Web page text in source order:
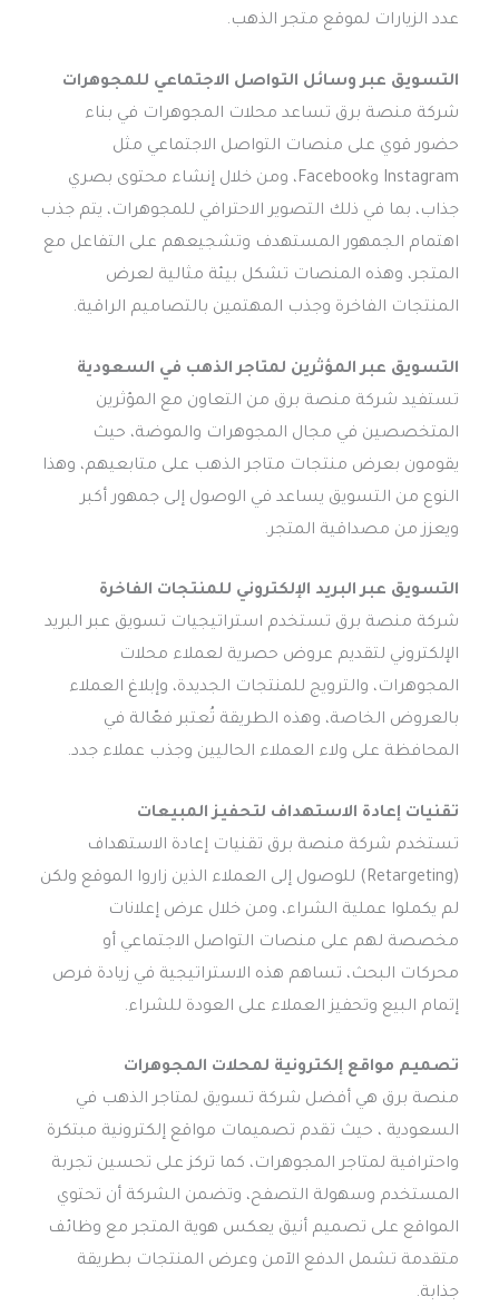
عدد الزيارات لموقع متجر الذهب.
التسويق عبر وسائل التواصل الاجتماعي للمجوهرات
شركة منصة برق تساعد محلات المجوهرات في بناء
حضور قوي على منصات التواصل الاجتماعي مثل
Instagram وFacebook، ومن خلال إنشاء محتوى بصري
جذاب، بما في ذلك التصوير الاحترافي للمجوهرات، يتم جذب
اهتمام الجمهور المستهدف وتشجيعهم على التفاعل مع
المتجر، وهذه المنصات تشكل بيئة مثالية لعرض
المنتجات الفاخرة وجذب المهتمين بالتصاميم الراقية.
التسويق عبر المؤثرين لمتاجر الذهب في السعودية
تستفيد شركة منصة برق من التعاون مع المؤثرين
المتخصصين في مجال المجوهرات والموضة، حيث
يقومون بعرض منتجات متاجر الذهب على متابعيهم، وهذا
النوع من التسويق يساعد في الوصول إلى جمهور أكبر
ويعزز من مصداقية المتجر.
التسويق عبر البريد الإلكتروني للمنتجات الفاخرة
شركة منصة برق تستخدم استراتيجيات تسويق عبر البريد
الإلكتروني لتقديم عروض حصرية لعملاء محلات
المجوهرات، والترويج للمنتجات الجديدة، وإبلاغ العملاء
بالعروض الخاصة، وهذه الطريقة تُعتبر فعّالة في
المحافظة على ولاء العملاء الحاليين وجذب عملاء جدد.
تقنيات إعادة الاستهداف لتحفيز المبيعات
تستخدم شركة منصة برق تقنيات إعادة الاستهداف
(Retargeting) للوصول إلى العملاء الذين زاروا الموقع ولكن
لم يكملوا عملية الشراء، ومن خلال عرض إعلانات
مخصصة لهم على منصات التواصل الاجتماعي أو
محركات البحث، تساهم هذه الاستراتيجية في زيادة فرص
إتمام البيع وتحفيز العملاء على العودة للشراء.
تصميم مواقع إلكترونية لمحلات المجوهرات
منصة برق هي أفضل شركة تسويق لمتاجر الذهب في
السعودية ، حيث تقدم تصميمات مواقع إلكترونية مبتكرة
واحترافية لمتاجر المجوهرات، كما تركز على تحسين تجربة
المستخدم وسهولة التصفح، وتضمن الشركة أن تحتوي
المواقع على تصميم أنيق يعكس هوية المتجر مع وظائف
متقدمة تشمل الدفع الآمن وعرض المنتجات بطريقة
جذابة.